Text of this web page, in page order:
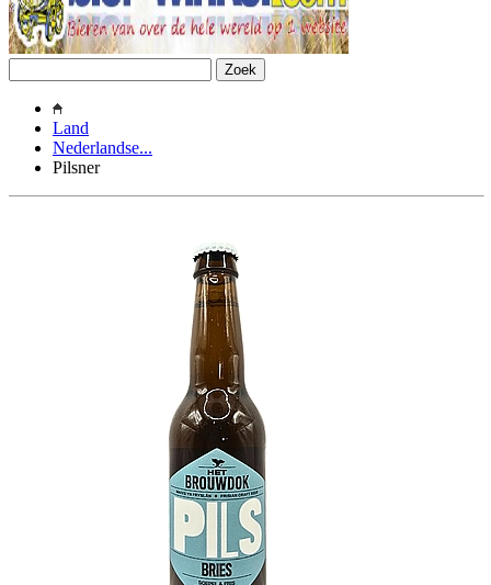
Land
Nederlandse...
Pilsner